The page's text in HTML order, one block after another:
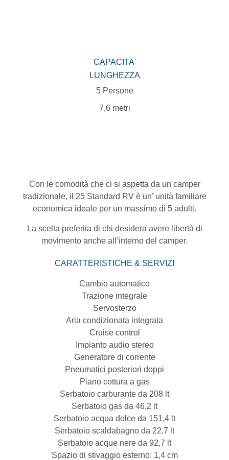
CAPACITA'
LUNGHEZZA
5 Persone
7,6 metri
Con le comodità che ci si aspetta da un camper
tradizionale, il 25 Standard RV è un’ unità familiare
economica ideale per un massimo di 5 adulti.
La scelta preferita di chi desidera avere libertà di
movimento anche all’interno del camper.
CARATTERISTICHE & SERVIZI
Cambio automatico
Trazione integrale
Servosterzo
Aria condizionata integrata
Cruise control
Impianto audio stereo
Generatore di corrente
Pneumatici posteriori doppi
Piano cottura a gas
Serbatoio carburante da 208 lt
Serbatoio gas da 46,2 lt
Serbatoio acqua dolce da 151,4 lt
Serbatoio scaldabagno da 22,7 lt
Serbatoio acque nere da 92,7 lt
Spazio di stivaggio esterno: 1,4 cm